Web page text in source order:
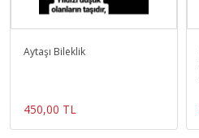
Aytaşı Bileklik
450,00 TL